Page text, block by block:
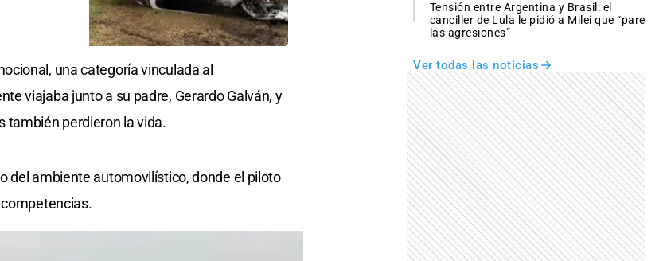
una categoría vinculada al
viajaba junto a su padre, Gerardo Galván, y
también perdieron la vida.
del ambiente automovilístico, donde el piloto
Tensión entre Argentina y Brasil: el
canciller de Lula le pidió a Milei que “pare
las agresiones”
Ver todas las noticias